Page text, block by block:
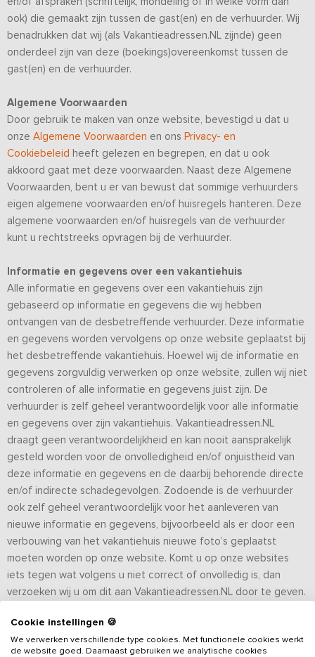
ook) die gemaakt zijn tussen de gast(en) en de verhuurder. Wij
benadrukken dat wij (als Vakantieadressen.NL zijnde) geen
onderdeel zijn van deze (boekings)overeenkomst tussen de
gast(en) en de verhuurder.
Algemene Voorwaarden
Door gebruik te maken van onze website, bevestigd u dat u
onze Algemene Voorwaarden en ons Privacy- en
Cookiebeleid heeft gelezen en begrepen, en dat u ook
akkoord gaat met deze voorwaarden. Naast deze Algemene
Voorwaarden, bent u er van bewust dat sommige verhuurders
eigen algemene voorwaarden en/of huisregels hanteren. Deze
algemene voorwaarden en/of huisregels van de verhuurder
kunt u rechtstreeks opvragen bij de verhuurder.
Informatie en gegevens over een vakantiehuis
Alle informatie en gegevens over een vakantiehuis zijn
gebaseerd op informatie en gegevens die wij hebben
ontvangen van de desbetreffende verhuurder. Deze informatie
en gegevens worden vervolgens op onze website geplaatst bij
het desbetreffende vakantiehuis. Hoewel wij de informatie en
gegevens zorgvuldig verwerken op onze website, zullen wij niet
controleren of alle informatie en gegevens juist zijn. De
verhuurder is zelf geheel verantwoordelijk voor alle informatie
en gegevens over zijn vakantiehuis. Vakantieadressen.NL
draagt geen verantwoordelijkheid en kan nooit aansprakelijk
gesteld worden voor de onvolledigheid en/of onjuistheid van
deze informatie en gegevens en de daarbij behorende directe
en/of indirecte schadegevolgen. Zodoende is de verhuurder
ook zelf geheel verantwoordelijk voor het aanleveren van
nieuwe informatie en gegevens, bijvoorbeeld als er door een
verbouwing van het vakantiehuis nieuwe foto’s geplaatst
moeten worden op onze website. Komt u op onze websites
iets tegen wat volgens u niet correct of onvolledig is, dan
verzoeken wij u om dit aan Vakantieadressen.NL door te geven.
Bereikbaarheid websites van Vakantieadressen.NL
Vakantieadressen.NL heeft een inspanningsverplichting om de
Cookie instellingen 🍪
We verwerken verschillende type cookies. Met functionele cookies werkt
de website goed. Daarnaast gebruiken we analytische cookies